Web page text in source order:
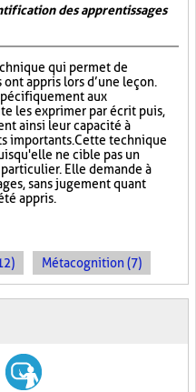
des apprentissages
qui permet de
appris lors d’une leçon.
aux
les exprimer par écrit puis,
ainsi leur capacité à
importants. Cette technique
ne cible pas un
Elle demande à
sans jugement quant
appris.
Métacognition (7)